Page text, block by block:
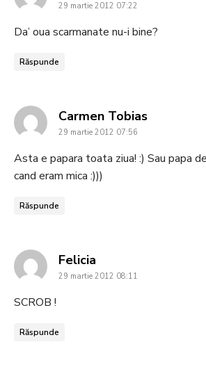
29 martie 2012 07:22
Da’ oua scarmanate nu-i bine?
Răspunde
Carmen Tobiassays:
29 martie 2012 07:56
Asta e papara toata ziua! :) Sau papa
cand eram mica :)))
Răspunde
Felicia
29 martie 2012 08:11
SCROB !
Răspunde